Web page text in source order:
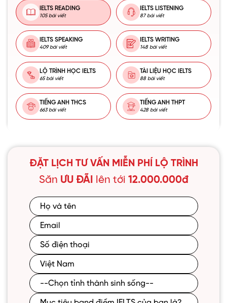
IELTS READING
105 bài viết
IELTS LISTENING
87 bài viết
IELTS SPEAKING
409 bài viết
IELTS WRITING
148 bài viết
LỘ TRÌNH HỌC IELTS
65 bài viết
TÀI LIỆU HỌC IELTS
88 bài viết
TIẾNG ANH THCS
663 bài viết
TIẾNG ANH THPT
428 bài viết
ĐẶT LỊCH TƯ VẤN MIỄN PHÍ LỘ TRÌNH
Săn ƯU ĐÃI lên tới 12.000.000đ